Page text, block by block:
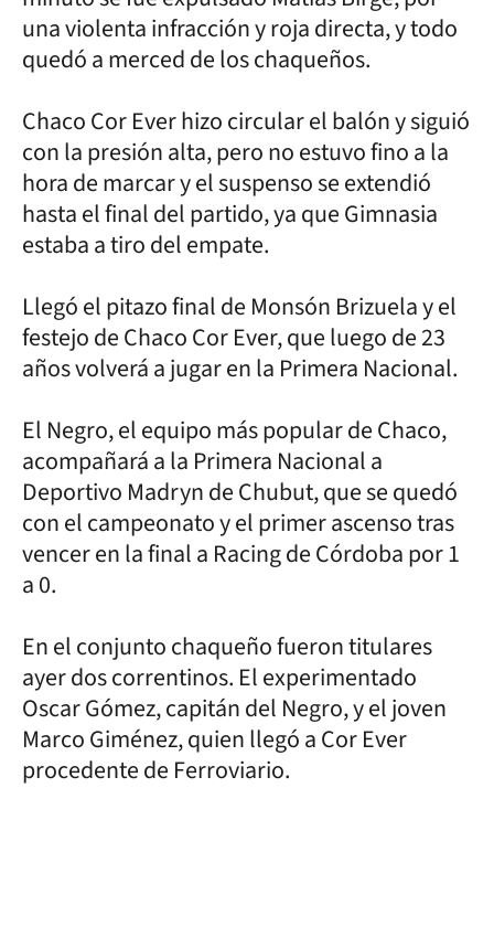
una violenta infracción y roja directa, y todo
quedó a merced de los chaqueños.
Chaco Cor Ever hizo circular el balón y siguió
con la presión alta, pero no estuvo fino a la
hora de marcar y el suspenso se extendió
hasta el final del partido, ya que Gimnasia
estaba a tiro del empate.
Llegó el pitazo final de Monsón Brizuela y el
festejo de Chaco Cor Ever, que luego de 23
años volverá a jugar en la Primera Nacional.
El Negro, el equipo más popular de Chaco,
acompañará a la Primera Nacional a
Deportivo Madryn de Chubut, que se quedó
con el campeonato y el primer ascenso tras
vencer en la final a Racing de Córdoba por 1
a 0.
En el conjunto chaqueño fueron titulares
ayer dos correntinos. El experimentado
Oscar Gómez, capitán del Negro, y el joven
Marco Giménez, quien llegó a Cor Ever
procedente de Ferroviario.